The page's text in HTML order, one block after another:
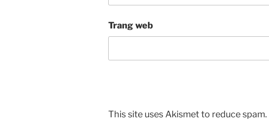
Trang web
This site uses Akismet to reduce spam.